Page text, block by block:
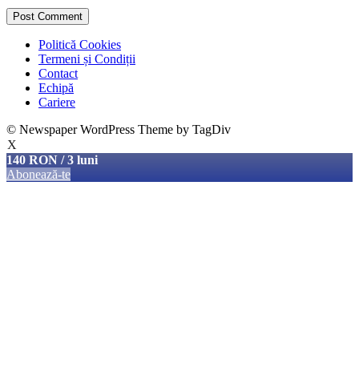
Politică Cookies
Termeni și Condiții
Contact
Echipă
Cariere
© Newspaper WordPress Theme by TagDiv
X
140 RON / 3 luni
Abonează-te